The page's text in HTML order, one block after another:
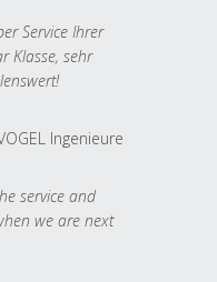
Service Ihrer
Klasse, sehr
Ingenieure
service and
we are next